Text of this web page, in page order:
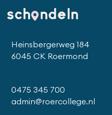
Heinsbergerweg 184
6045 CK Roermond
0475 345 700
admin@roercollege.nl